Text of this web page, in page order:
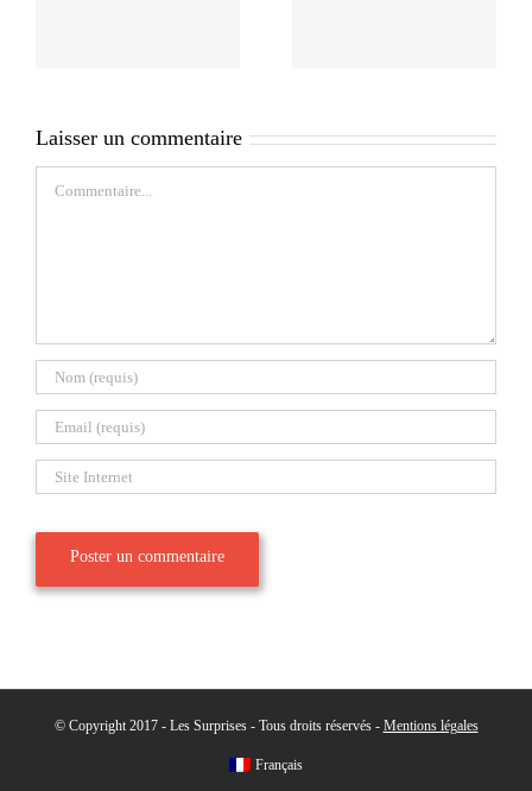
Laisser un commentaire
Commentaire
© Copyright 2017 - Les Surprises - Tous droits réservés - Mentions légales
Français